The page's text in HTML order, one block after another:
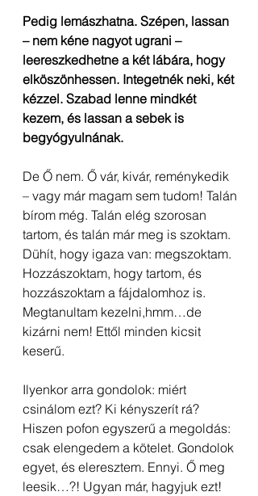
Pedig lemászhatna. Szépen, lassan
– nem kéne nagyot ugrani –
leereszkedhetne a két lábára, hogy
elköszönhessen. Integetnék neki, két
kézzel. Szabad lenne mindkét
kezem, és lassan a sebek is
begyógyulnának.
De Ő nem. Ő vár, kivár, reménykedik
– vagy már magam sem tudom! Talán
bírom még. Talán elég szorosan
tartom, és talán már meg is szoktam.
Dühít, hogy igaza van: megszoktam.
Hozzászoktam, hogy tartom, és
hozzászoktam a fájdalomhoz is.
Megtanultam kezelni,hmm…de
kizárni nem! Ettől minden kicsit
keserű.
Ilyenkor arra gondolok: miért
csinálom ezt? Ki kényszerít rá?
Hiszen pofon egyszerű a megoldás:
csak elengedem a kötelet. Gondolok
egyet, és eleresztem. Ennyi. Ő meg
leesik…?! Ugyan már, hagyjuk ezt!